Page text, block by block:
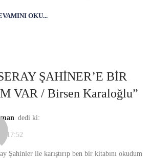
OKU...
ŞAHİNER’E BİR
VAR / Birsen Karaloğlu”
dedi ki:
17:52
Şahinler ile karıştırıp ben bir kitabını okudum